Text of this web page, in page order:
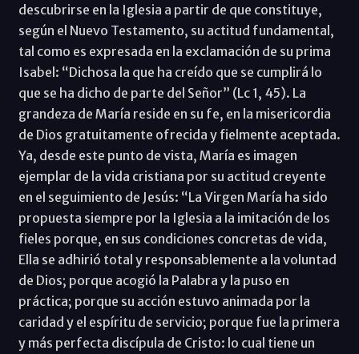
descubrirse en la Iglesia a partir de que constituye,
según el Nuevo Testamento, su actitud fundamental,
tal como es expresada en la exclamación de su prima
Isabel: “Dichosa la que ha creído que se cumplirá lo
que se ha dicho de parte del Señor” (Lc 1, 45). La
grandeza de María reside en su fe, en la misericordia
de Dios gratuitamente ofrecida y fielmente aceptada.
Ya, desde este punto de vista, María es imagen
ejemplar de la vida cristiana por su actitud creyente
en el seguimiento de Jesús: “La Virgen María ha sido
propuesta siempre por la Iglesia a la imitación de los
fieles porque, en sus condiciones concretas de vida,
Ella se adhirió total y responsablemente a la voluntad
de Dios; porque acogió la Palabra y la puso en
práctica; porque su acción estuvo animada por la
caridad y el espíritu de servicio; porque fue la primera
y más perfecta discípula de Cristo: lo cual tiene un